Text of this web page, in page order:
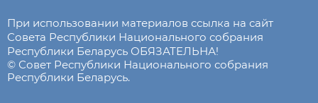
При использовании материалов ссылка на сайт
Совета Республики Национального собрания
Республики Беларусь ОБЯЗАТЕЛЬНА!
© Совет Республики Национального собрания
Республики Беларусь.